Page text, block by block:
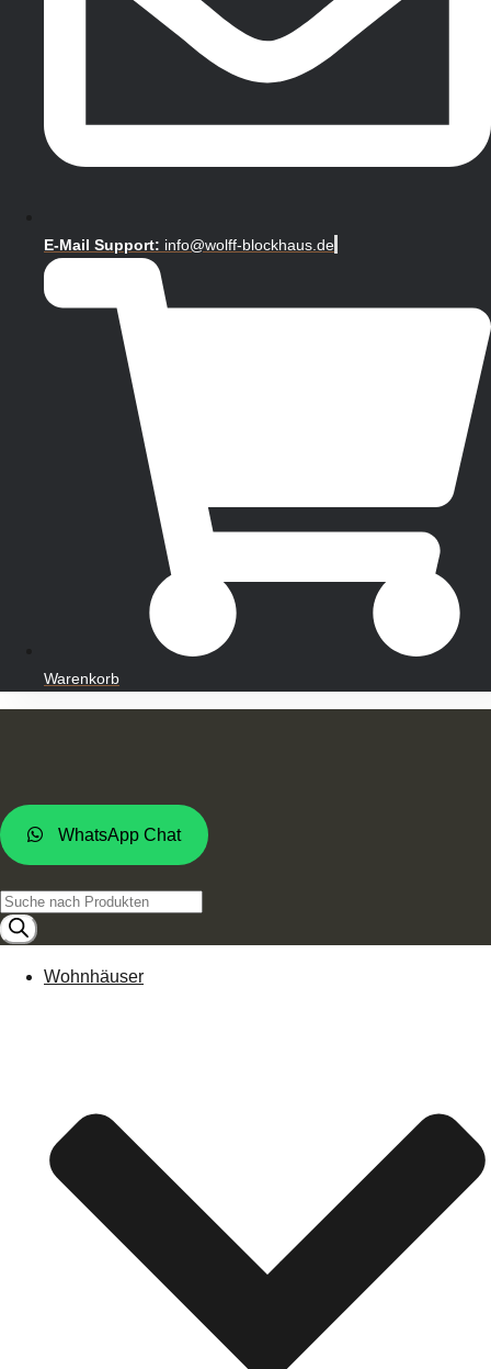
E-Mail Support: info@wolff-blockhaus.de
Warenkorb
WhatsApp Chat
Products
search
Wohnhäuser